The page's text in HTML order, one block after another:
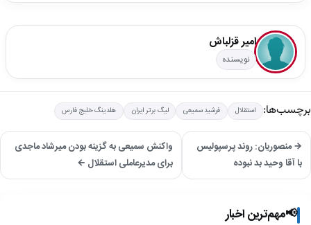
امیر قزلباش
نویسنده
برچسب‌ها: استقلال فرشید سمیعی لیگ برتر ایران هلدینگ خلیج فارس
→ منصوریان: روند پرسپولیس
با آقا وحید بد نبوده
واکنش سمیعی به گزینه بودن میرشاد ماجدی
برای مدیرعاملی استقلال ←
📢مهم‌ترین اخبار